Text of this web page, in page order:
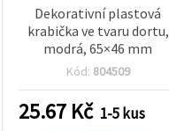
Dekorativní plastová
krabička ve tvaru dortu,
modrá, 65×46 mm
Kód: 804509
25.67 Kč 1-5 kus